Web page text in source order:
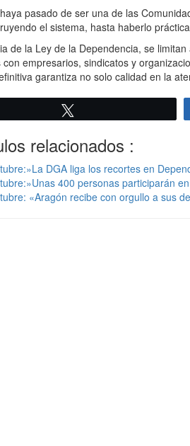
pasado de ser una de las
el sistema, hasta haberlo
de la Ley de la Dependencia, se
con empresarios, sindicatos y
garantiza no solo calidad en la
relacionados :
DGA liga los recortes en
400 personas participarán
«Aragón recibe con orgullo a sus